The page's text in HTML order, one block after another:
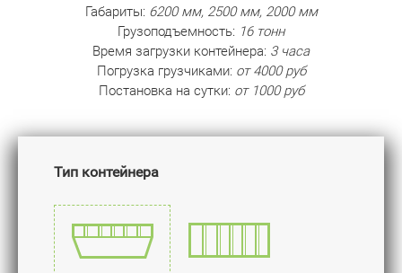
Габариты: 6200 мм, 2500 мм, 2000 мм
Грузоподъемность: 16 тонн
Время загрузки контейнера: 3 часа
Погрузка грузчиками: от 4000 руб
Постановка на сутки: от 1000 руб
Тип контейнера